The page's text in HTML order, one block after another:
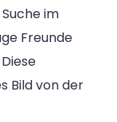
im
Freunde
Bild von der